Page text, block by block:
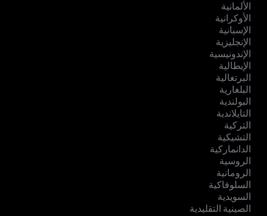
الألمانية
الأوكرانية
الإسبانية
الإنجليزية
الإندونيسية
الإيطالية
البرتغالية
البلغارية
البولندية
التايلاندية
التركية
التشيكية
الدانماركية
الروسية
الرومانية
السلوفاكية
السويدية
الصينية التقليدية